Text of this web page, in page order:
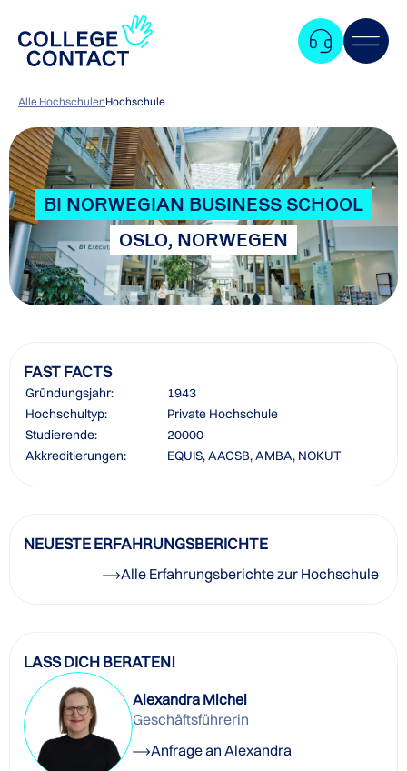
Alle HochschulenHochschule
BI NORWEGIAN BUSINESS SCHOOL
OSLO, NORWEGEN
FAST FACTS
Gründungsjahr:
1943
Hochschultyp:
Private Hochschule
Studierende:
20000
Akkreditierungen:
EQUIS, AACSB, AMBA, NOKUT
NEUESTE ERFAHRUNGSBERICHTE
Alle Erfahrungsberichte zur Hochschule
LASS DICH BERATEN!
Alexandra Michel
Geschäftsführerin
Anfrage an Alexandra